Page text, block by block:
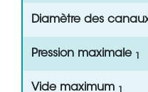
Diamètre des
Pression maximale
Vide maximum